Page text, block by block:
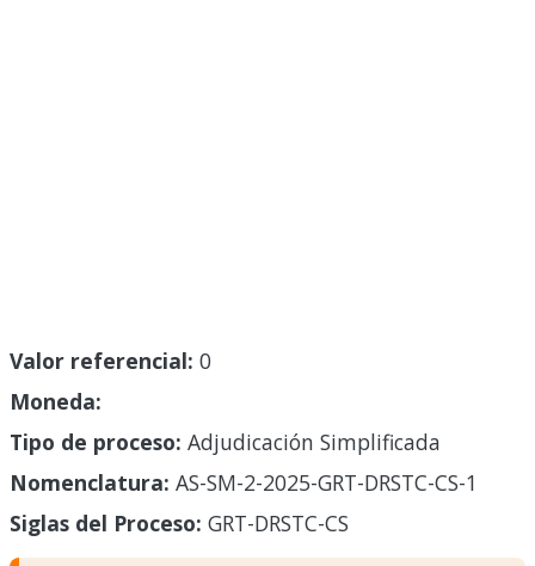
Valor referencial: 0
Moneda:
Tipo de proceso: Adjudicación Simplificada
Nomenclatura: AS-SM-2-2025-GRT-DRSTC-CS-1
Siglas del Proceso: GRT-DRSTC-CS